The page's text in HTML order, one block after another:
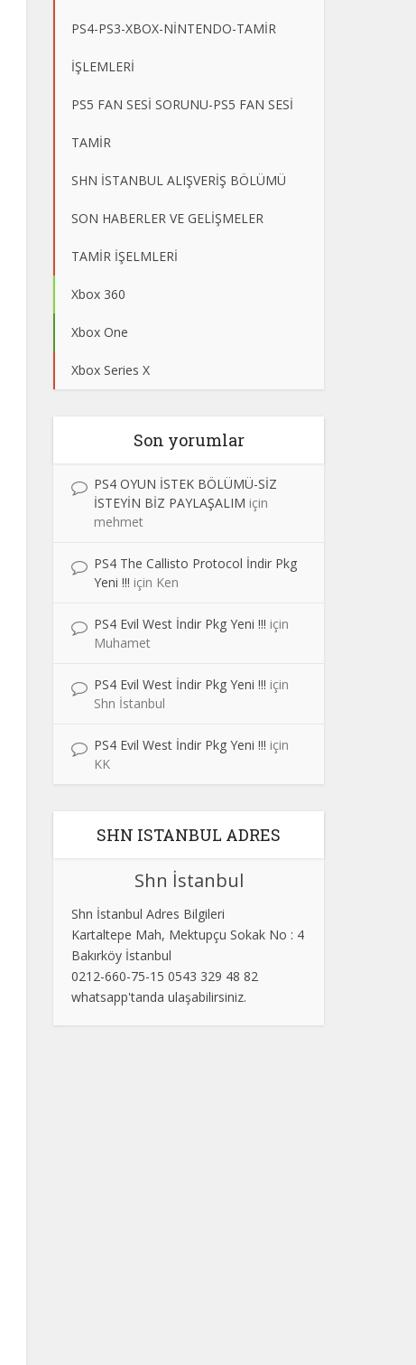
PS4-PS3-XBOX-NİNTENDO-TAMİR
İŞLEMLERİ
PS5 FAN SESİ SORUNU-PS5 FAN SESİ
TAMİR
SHN İSTANBUL ALIŞVERİŞ BÖLÜMÜ
SON HABERLER VE GELİŞMELER
TAMİR İŞELMLERİ
Xbox 360
Xbox One
Xbox Series X
Son yorumlar
PS4 OYUN İSTEK BÖLÜMÜ-SİZ
İSTEYİN BİZ PAYLAŞALIM için
mehmet
PS4 The Callisto Protocol İndir Pkg
Yeni !!! için Ken
PS4 Evil West İndir Pkg Yeni !!! için
Muhamet
PS4 Evil West İndir Pkg Yeni !!! için
Shn İstanbul
PS4 Evil West İndir Pkg Yeni !!! için
KK
SHN ISTANBUL ADRES
Shn İstanbul
Shn İstanbul Adres Bilgileri
Kartaltepe Mah, Mektupçu Sokak No : 4
Bakırköy İstanbul
0212-660-75-15 0543 329 48 82
whatsapp'tanda ulaşabilirsiniz.